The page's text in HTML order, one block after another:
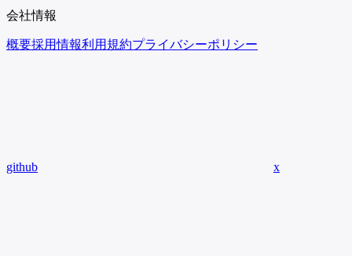
会社情報
概要採用情報利用規約プライバシーポリシー
github x